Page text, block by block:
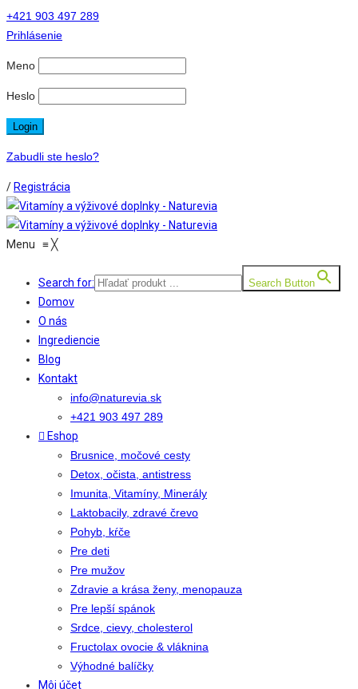
+421 903 497 289
Prihlásenie
Meno
Heslo
Zabudli ste heslo?
/ Registrácia
Menu ≡╳
Search for: Search Button
Domov
O nás
Ingrediencie
Blog
Kontakt
info@naturevia.sk
+421 903 497 289
Eshop
Brusnice, močové cesty
Detox, očista, antistress
Imunita, Vitamíny, Minerály
Laktobacily, zdravé črevo
Pohyb, kŕče
Pre deti
Pre mužov
Zdravie a krása ženy, menopauza
Pre lepší spánok
Srdce, cievy, cholesterol
Fructolax ovocie & vláknina
Výhodné balíčky
Môj účet